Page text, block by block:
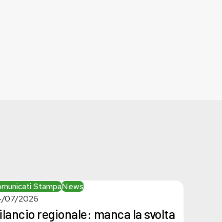
StampaNews
07/2026
regionale: manca la svolta